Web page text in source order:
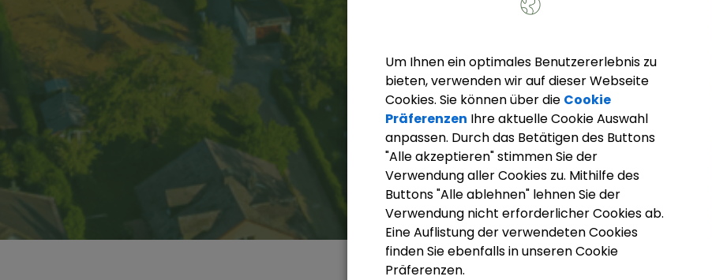
Um Ihnen ein optimales Benutzererlebnis zu
bieten, verwenden wir auf dieser Webseite
Cookies. Sie können über die Cookie
Präferenzen Ihre aktuelle Cookie Auswahl
anpassen. Durch das Betätigen des Buttons
"Alle akzeptieren" stimmen Sie der
Verwendung aller Cookies zu. Mithilfe des
Buttons "Alle ablehnen" lehnen Sie der
Verwendung nicht erforderlicher Cookies ab.
Eine Auflistung der verwendeten Cookies
finden Sie ebenfalls in unseren Cookie
Präferenzen.